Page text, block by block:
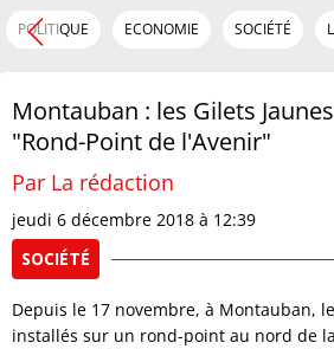
POLITIQUE ECONOMIE SOCIÉTÉ
Montauban : les Gilets
"Rond-Point de l'Avenir"
Par La rédaction
jeudi 6 décembre 2018 à 12:39
SOCIÉTÉ
Depuis le 17 novembre, à Montauban,
installés sur un rond-point au nord de